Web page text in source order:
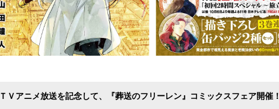
ＴＶアニメ放送を記念して、『葬送のフリーレン』コミックスフェア開催！